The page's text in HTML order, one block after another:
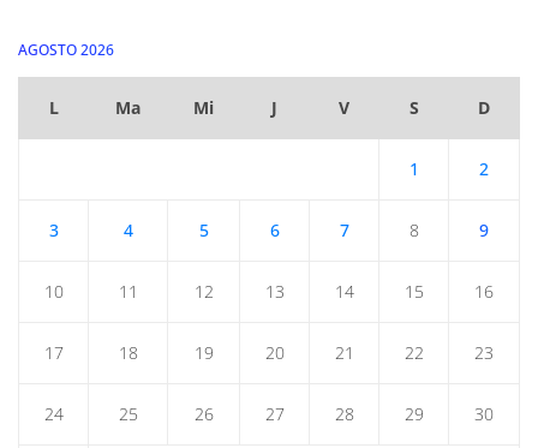
AGOSTO 2026
L Ma Mi J V S D
1 2
3 4 5 6 7 8 9
10 11 12 13 14 15 16
17 18 19 20 21 22 23
24 25 26 27 28 29 30